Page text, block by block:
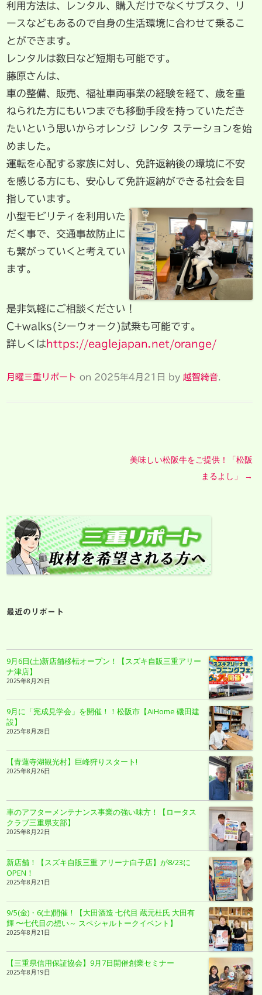
利用方法は、レンタル、購入だけでなくサブスク、リ
ースなどもあるので自身の生活環境に合わせて乗るこ
とができます。
レンタルは数日など短期も可能です。
藤原さんは、
車の整備、販売、福祉車両事業の経験を経て、歳を重
ねられた方にもいつまでも移動手段を持っていただき
たいという思いからオレンジ レンタ ステーションを始
めました。
運転を心配する家族に対し、免許返納後の環境に不安
を感じる方にも、安心して免許返納ができる社会を目
指しています。
小型モビリティを利用いた
だく事で、交通事故防止に
も繋がっていくと考えてい
ます。
是非気軽にご相談ください！
C+walks(シーウォーク)試乗も可能です。
詳しくは https://eaglejapan.net/orange/
月曜三重リポート on 2025年4月21日 by 越智綺音.
美味しい松阪牛をご提供！「松阪
まるよし」 →
最近のリポート
9月6日(土)新店舗移転オープン！【スズキ自販三重アリー
ナ津店】
2025年8月29日
9月に「完成見学会」を開催！！松阪市【AiHome 磯田建
設】
2025年8月28日
【青蓮寺湖観光村】巨峰狩りスタート!
2025年8月26日
車のアフターメンテナンス事業の強い味方！【ロータス
クラブ三重県支部】
2025年8月22日
新店舗！【スズキ自販三重 アリーナ白子店】が8/23に
OPEN！
2025年8月21日
9/5(金)・6(土)開催！【大田酒造 七代目 蔵元杜氏 大田有
輝 〜七代目の想い～ スペシャルトークイベント】
2025年8月21日
【三重県信用保証協会】9月7日開催創業セミナー
2025年8月19日